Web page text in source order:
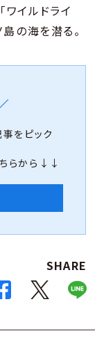
イルドライ
の海を潜る。
をピック
ちらから↓↓
SHARE